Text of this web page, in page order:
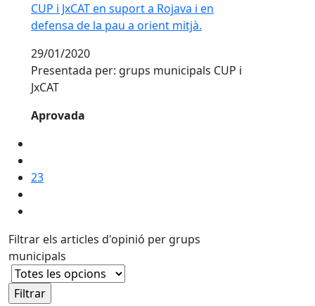
CUP i JxCAT en suport a Rojava i en
defensa de la pau a orient mitjà.
29/01/2020
Presentada per: grups municipals CUP i
JxCAT
Aprovada
23
Filtrar els articles d'opinió per grups
municipals